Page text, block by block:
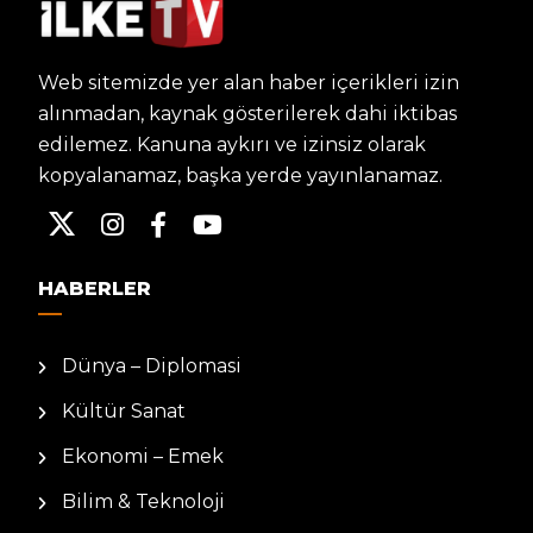
Web sitemizde yer alan haber içerikleri izin
alınmadan, kaynak gösterilerek dahi iktibas
edilemez. Kanuna aykırı ve izinsiz olarak
kopyalanamaz, başka yerde yayınlanamaz.
HABERLER
Dünya – Diplomasi
Kültür Sanat
Ekonomi – Emek
Bilim & Teknoloji